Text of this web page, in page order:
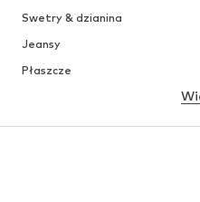
Swetry & dzianina
Jeansy
Płaszcze